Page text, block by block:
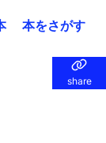
本をさがす
share
share